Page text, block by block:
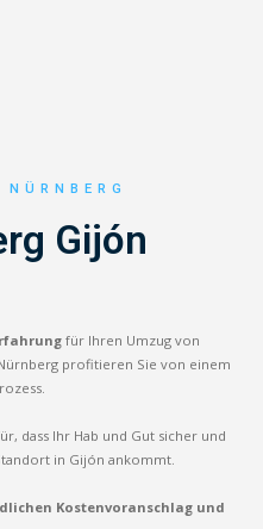
Gijón
für Ihren Umzug von
profitieren Sie von einem
dass Ihr Hab und Gut sicher und
in Gijón ankommt.
Kostenvoranschlag und